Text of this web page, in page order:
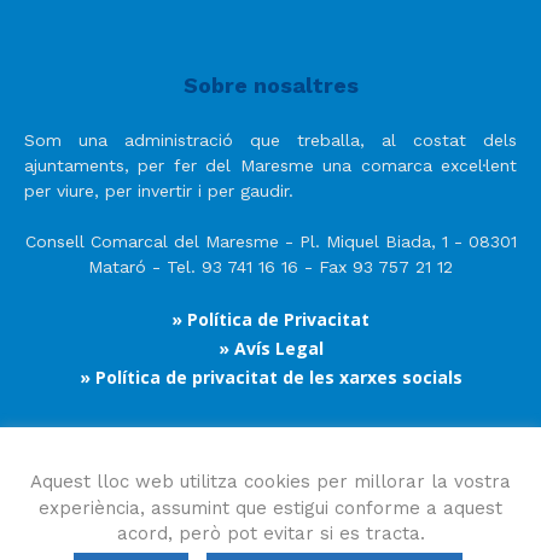
Sobre nosaltres
Som una administració que treballa, al costat dels
ajuntaments, per fer del Maresme una comarca excel·lent
per viure, per invertir i per gaudir.
Consell Comarcal del Maresme - Pl. Miquel Biada, 1 - 08301
Mataró - Tel. 93 741 16 16 - Fax 93 757 21 12
» Política de Privacitat
» Avís Legal
» Política de privacitat de les xarxes socials
Segueix-nos
Aquest lloc web utilitza cookies per millorar la vostra
experiència, assumint que estigui conforme a aquest
acord, però pot evitar si es tracta.